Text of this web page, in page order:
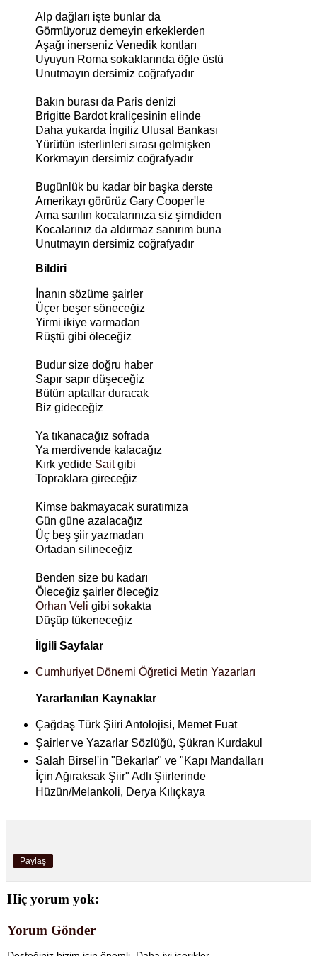
Alp dağları işte bunlar da
Görmüyoruz demeyin erkeklerden
Aşağı inerseniz Venedik kontları
Uyuyun Roma sokaklarında öğle üstü
Unutmayın dersimiz coğrafyadır
Bakın burası da Paris denizi
Brigitte Bardot kraliçesinin elinde
Daha yukarda İngiliz Ulusal Bankası
Yürütün isterlinleri sırası gelmişken
Korkmayın dersimiz coğrafyadır
Bugünlük bu kadar bir başka derste
Amerikayı görürüz Gary Cooper'le
Ama sarılın kocalarınıza siz şimdiden
Kocalarınız da aldırmaz sanırım buna
Unutmayın dersimiz coğrafyadır
Bildiri
İnanın sözüme şairler
Üçer beşer söneceğiz
Yirmi ikiye varmadan
Rüştü gibi öleceğiz
Budur size doğru haber
Sapır sapır düşeceğiz
Bütün aptallar duracak
Biz gideceğiz
Ya tıkanacağız sofrada
Ya merdivende kalacağız
Kırk yedide Saitgibi
Topraklara gireceğiz
Kimse bakmayacak suratımıza
Gün güne azalacağız
Üç beş şiir yazmadan
Ortadan silineceğiz
Benden size bu kadarı
Öleceğiz şairler öleceğiz
Orhan Veli gibi sokakta
Düşüp tükeneceğiz
İlgili Sayfalar
Cumhuriyet Dönemi Öğretici Metin Yazarları
Yararlanılan Kaynaklar
Çağdaş Türk Şiiri Antolojisi, Memet Fuat
Şairler ve Yazarlar Sözlüğü, Şükran Kurdakul
Salah Birsel'in "Bekarlar" ve "Kapı Mandalları
İçin Ağıraksak Şiir" Adlı Şiirlerinde
Hüzün/Melankoli, Derya Kılıçkaya
Paylaş
Hiç yorum yok:
Yorum Gönder